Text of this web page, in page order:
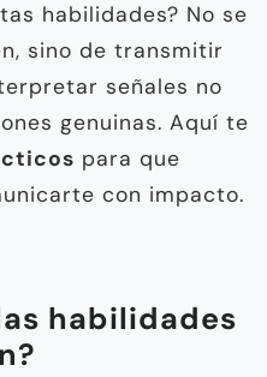
habilidades? No se
sino de transmitir
señales no
genuinas. Aquí te
para que
con impacto.
habilidades